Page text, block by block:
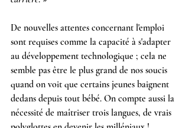
De nouvelles attentes concernant l'emploi
sont requises comme la capacité à s'adapter
au développement technologique ; cela ne
semble pas être le plus grand de nos soucis
quand on voit que certains jeunes baignent
dedans depuis tout bébé. On compte aussi la
nécessité de maîtriser trois langues, de vrais